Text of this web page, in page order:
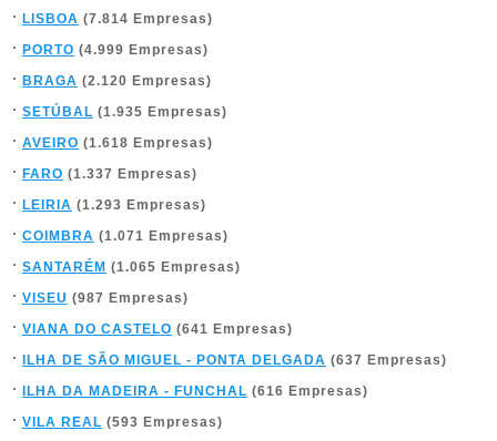
LISBOA (7.814 Empresas)
PORTO (4.999 Empresas)
BRAGA (2.120 Empresas)
SETÚBAL (1.935 Empresas)
AVEIRO (1.618 Empresas)
FARO (1.337 Empresas)
LEIRIA (1.293 Empresas)
COIMBRA (1.071 Empresas)
SANTARÉM (1.065 Empresas)
VISEU (987 Empresas)
VIANA DO CASTELO (641 Empresas)
ILHA DE SÃO MIGUEL - PONTA DELGADA (637 Empresas)
ILHA DA MADEIRA - FUNCHAL (616 Empresas)
VILA REAL (593 Empresas)